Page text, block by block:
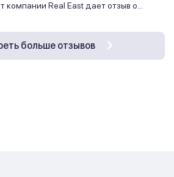
компании Real East дает отзыв о...
больше отзывов